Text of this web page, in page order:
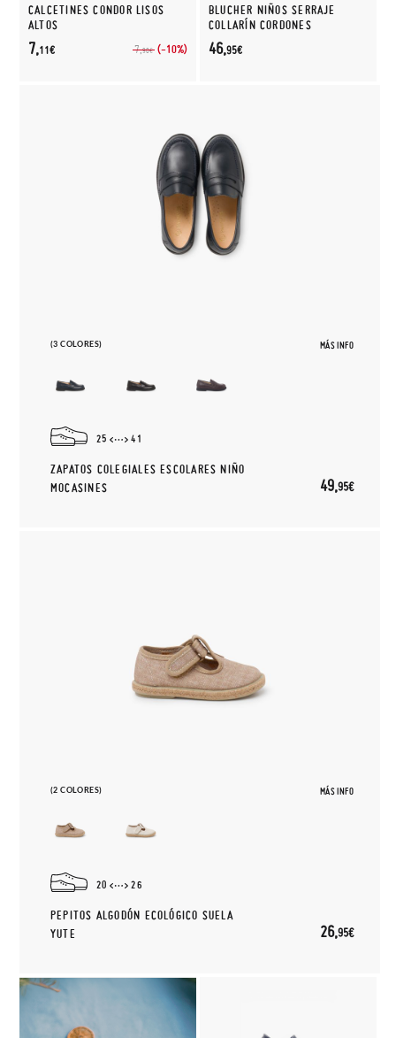
CALCETINES CONDOR LISOS
ALTOS
7,90€ (-10%)
7,11€
BLUCHER NIÑOS SERRAJE
COLLARÍN CORDONES
46,95€
(3 COLORES) MÁS INFO
25 41
ZAPATOS COLEGIALES ESCOLARES NIÑO
MOCASINES
49,95€
(2 COLORES) MÁS INFO
20 26
PEPITOS ALGODÓN ECOLÓGICO SUELA
YUTE
26,95€